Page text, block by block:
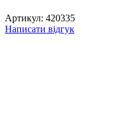
Артикул: 420335
Написати відгук